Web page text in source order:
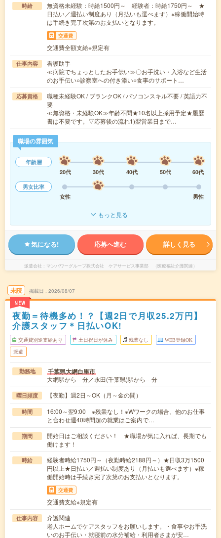
時給
無資格未経験：時給1500円～ 経験者：時給1750円～ ★
日払い／週払い制度あり（月払いも選べます）※稼働開始時
は手続き完了次第のお支払いとなります。
交通費
交通費全額支給※規定有
仕事内容
看護助手
≪病院でちょっとしたお手伝い≫〇お手洗い・入浴など生活
のお手伝い○診察室への付き添い○食事のサポート…
応募資格
職種未経験OK / ブランクOK / パソコンスキル不要 / 英語力不
要
≪無資格・未経験OK≫年齢不問★10名以上採用予定★履歴
書は不要です。▽応募後の流れ1)翌営業日まで…
職場の雰囲気
年齢層
20代
30代 40代 50代
60代
男女比率
女性
男性
もっと見る
気になる! 応募へ進む 詳しく見る
派遣会社 マンパワーグループ株式会社 ケアサービス事業部 （医療福祉介護関連）
未読
NEW
掲載日 2026/08/07
夜勤＝待機多め！？【週2日で月収25.2万円】
介護スタッフ＊日払いOK!
交通費別途支給あり 土日祝日が休み 残業なし WEB登録OK
派遣
勤務地 千葉県大網白里市
大網駅から---分／永田(千葉県)駅から---分
曜日頻度 【夜勤】週2日～OK（月～金の間）
時間
16:00～翌9:00 ※残業なし！※Wワークの場合、他のお仕事
と合わせ週40時間超の就業はご案内で…
期間
開始日はご相談ください！ ★職場が気に入れば、長期でも
働けます！
時給
経験者時給1750円～（夜勤時給2188円～）★日収3万1500
円以上★日払い／週払い制度あり（月払いも選べます）※稼
働開始時は手続き完了次第のお支払いとなります。
交通費
交通費支給※規定有
仕事内容
介護関連
老人ホームでケアスタッフをお願いします。・食事やお手洗
いのお手伝い・就寝前の水分補給・利用者さまが安…